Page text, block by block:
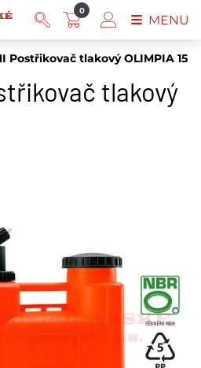
Postřikovač tlakový OLIMPIA 15
tlakový
0
MENU